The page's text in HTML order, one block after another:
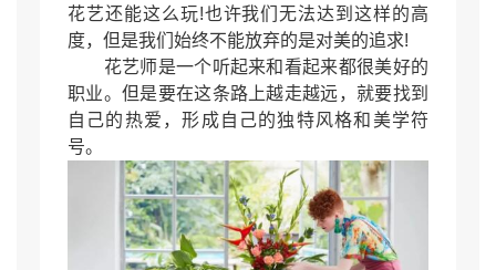
花艺还能这么玩!也许我们无法达到这样的高
度，但是我们始终不能放弃的是对美的追求!
花艺师是一个听起来和看起来都很美好的
职业。但是要在这条路上越走越远，就要找到
自己的热爱，形成自己的独特风格和美学符
号。